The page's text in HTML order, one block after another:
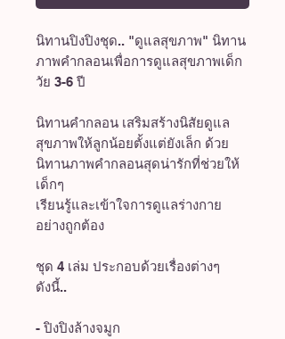
นิทานปิงปิงชุด.. "ดูแลสุขภาพ" นิทาน
ภาพคำกลอนเพื่อการดูแลสุขภาพเด็ก
วัย 3-6 ปี
นิทานคำกลอน เสริมสร้างนิสัยดูแล
สุขภาพให้ลูกน้อยตั้งแต่ยังเล็ก ด้วย
นิทานภาพคำกลอนสุดน่ารักที่ช่วยให้
เด็กๆ
เรียนรู้และเข้าใจการดูแลร่างกาย
อย่างถูกต้อง
ชุด 4 เล่ม ประกอบด้วยเรื่องต่างๆ
ดังนี้..
- ปิงปิงล้างจมูก